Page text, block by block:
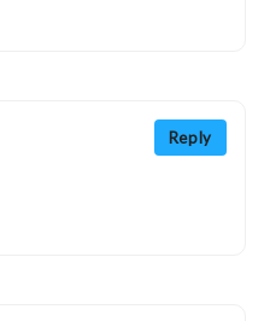
Reply